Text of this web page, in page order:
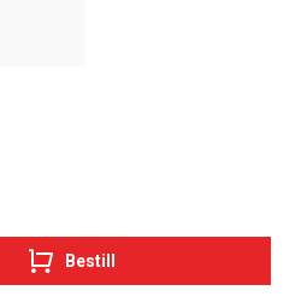
Bestill